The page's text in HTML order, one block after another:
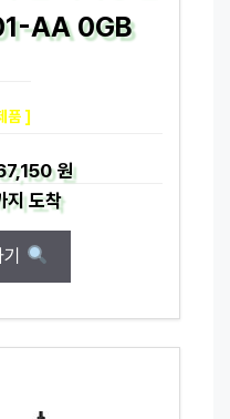
AA 0GB
품 ]
원
지도착